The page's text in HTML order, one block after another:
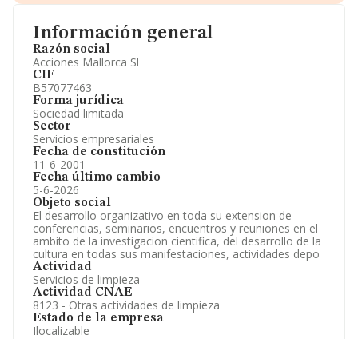
Información general
Razón social
Acciones Mallorca Sl
CIF
B57077463
Forma jurídica
Sociedad limitada
Sector
Servicios empresariales
Fecha de constitución
11-6-2001
Fecha último cambio
5-6-2026
Objeto social
El desarrollo organizativo en toda su extension de
conferencias, seminarios, encuentros y reuniones en el
ambito de la investigacion cientifica, del desarrollo de la
cultura en todas sus manifestaciones, actividades depo
Actividad
Servicios de limpieza
Actividad CNAE
8123 - Otras actividades de limpieza
Estado de la empresa
Ilocalizable
Información oficial y registral complementaria.